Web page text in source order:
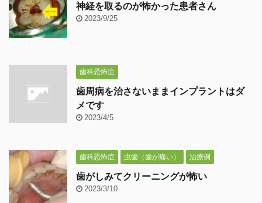
神経を取るのが怖かった患者さん
2023/9/25
歯科恐怖症
歯周病を治さないままインプラントはダ
メです
2023/4/5
歯科恐怖症 虫歯（歯が痛い） 治療例
歯がしみてクリーニングが怖い
2023/3/10